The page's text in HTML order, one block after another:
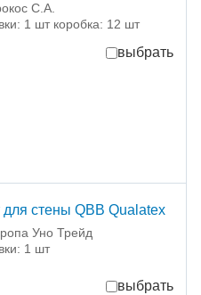
С.А.
1 шт коробка: 12 шт
выбрать
стены QBB Qualatex
Уно Трейд
1 шт
выбрать